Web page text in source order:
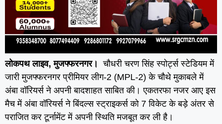
लोकपथ लाइव, मुजफ्फरनगर। चौधरी चरण सिंह स्पोर्ट्स स्टेडियम में
जारी मुजफ्फरनगर प्रीमियर लीग-2 (MPL-2) के चौथे मुकाबले में
अंबा वॉरियर्स ने अपनी बादशाहत साबित की। एकतरफा नजर आए इस
मैच में अंबा वॉरियर्स ने बिंदल्स स्ट्राइकर्स को 7 विकेट के बड़े अंतर से
पराजित कर टूर्नामेंट में अपनी स्थिति मजबूत कर ली है।